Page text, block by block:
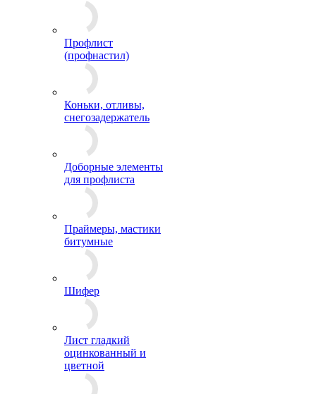
Профлист
(профнастил)
Коньки, отливы,
снегозадержатель
Доборные элементы
для профлиста
Праймеры, мастики
битумные
Шифер
Лист гладкий
оцинкованный и
цветной